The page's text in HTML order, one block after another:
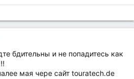
бдительны и не попадитесь как
мая чере сайт touratech.de